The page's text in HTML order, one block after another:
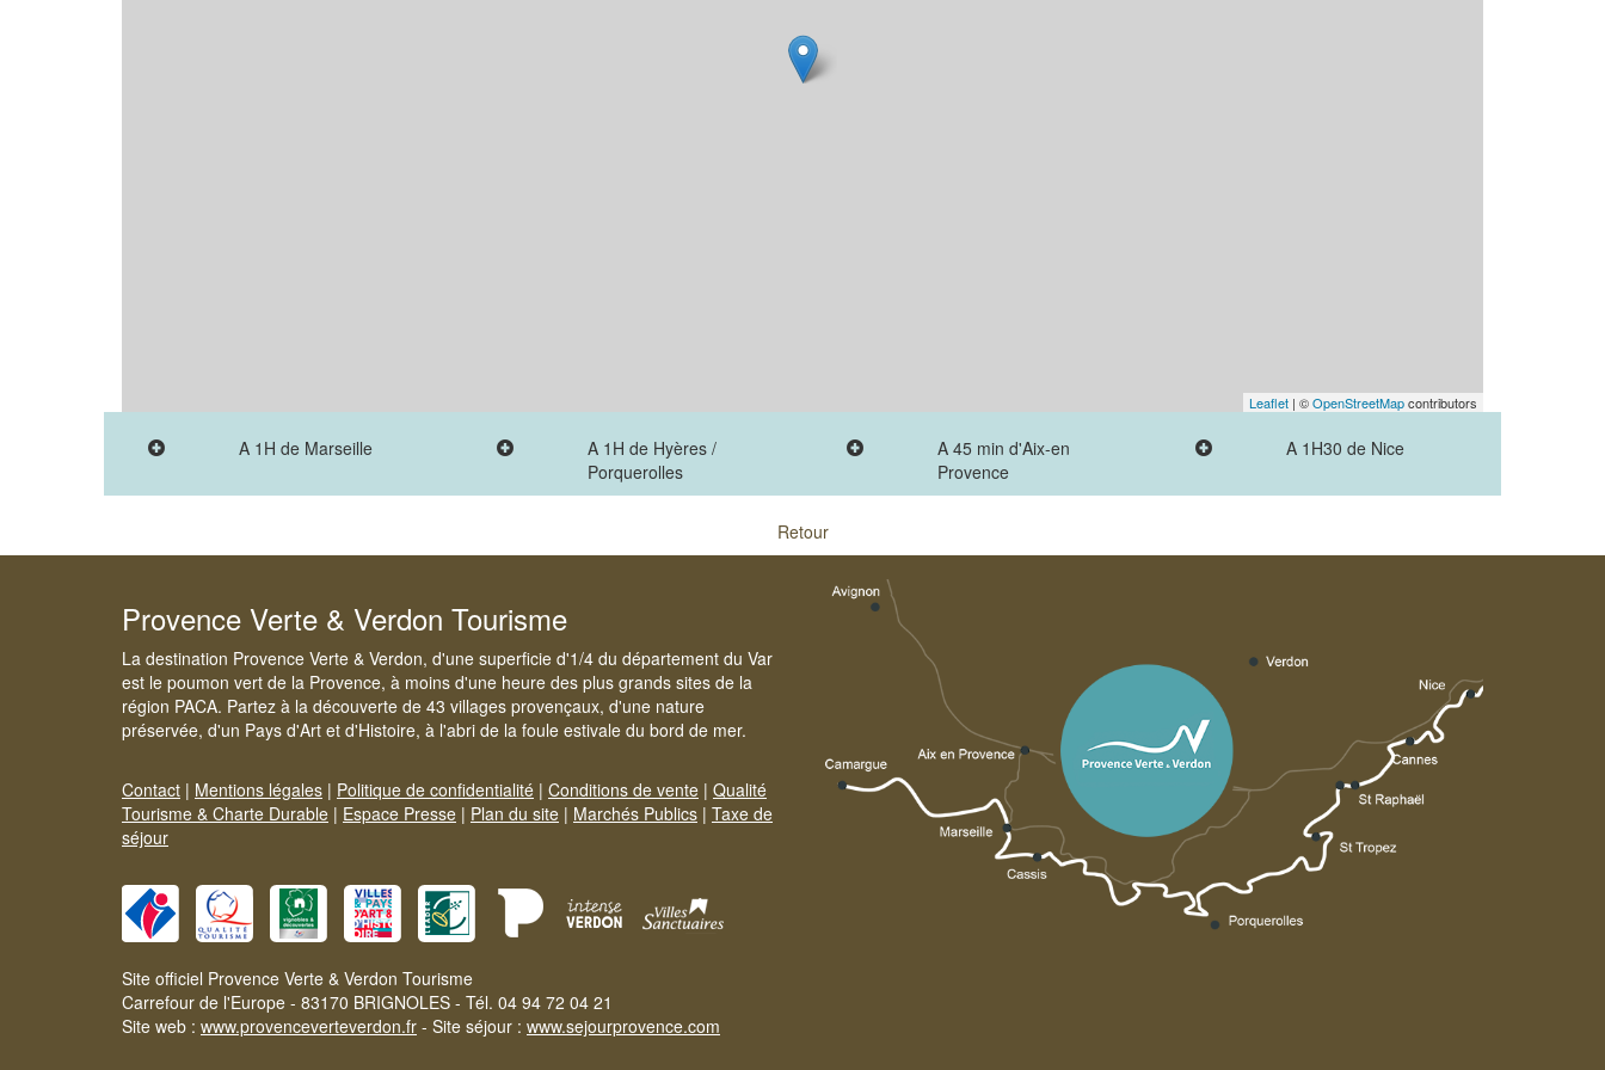
Leaflet | ©OpenStreetMapcontributors
A 1H de Marseille
A 1H de Hyères /
Porquerolles
A 45 min d'Aix-en
Provence
A 1H30 de Nice
Retour
Provence Verte & Verdon Tourisme
La destination Provence Verte & Verdon, d'une superficie d'1/4 du département du Var
est le poumon vert de la Provence, à moins d'une heure des plus grands sites de la
région PACA. Partez à la découverte de 43 villages provençaux, d'une nature
préservée, d'un Pays d'Art et d'Histoire, à l'abri de la foule estivale du bord de mer.
Contact | Mentions légales | Politique de confidentialité | Conditions de vente | Qualité
Tourisme & Charte Durable | Espace Presse | Plan du site | Marchés Publics | Taxe de
séjour
Site officiel Provence Verte & Verdon Tourisme
Carrefour de l'Europe - 83170 BRIGNOLES - Tél. 04 94 72 04 21
Site web : www.provenceverteverdon.fr - Site séjour : www.sejourprovence.com